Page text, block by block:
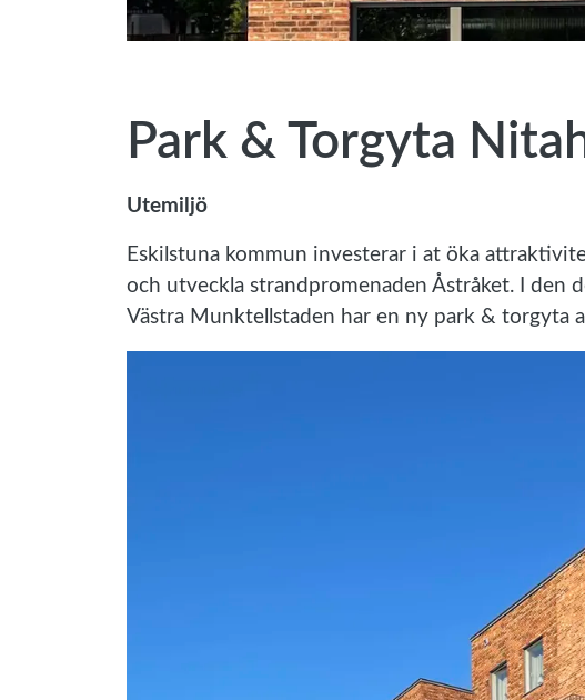
Park & Torgyta
Utemiljö
Eskilstuna kommun investerar i at öka
och utveckla strandpromenaden Åstråket. I den
Västra Munktellstaden har en ny park & torgyta